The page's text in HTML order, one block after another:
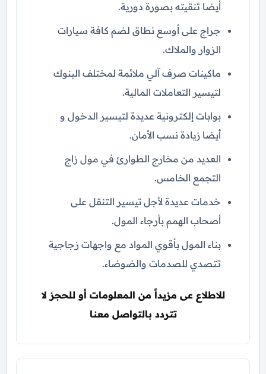
أيضا تنقيته بصورة دورية.
جراج على أوسع نطاق لضم كافة سيارات
الزوار والملاك.
ماكينات صرف آلي ملائمة لمختلف البنوك
لتيسير التعاملات المالية.
بوابات إلكترونية عديدة لتيسير الدخول و
أيضا زيادة نسب الأمان.
العديد من مخارج الطوارئ في مول زاج
التجمع الخامس.
خدمات عديدة لأجل تيسير التنقل على
أصحاب الهمم بأرجاء المول.
بناء المول بأقوي المواد مع واجهات زجاجية
تتصدي للصدمات والضوضاء.
للاطلاع عى مزيداً من المعلومات أو للحجز لا
تتردد بالتواصل معنا